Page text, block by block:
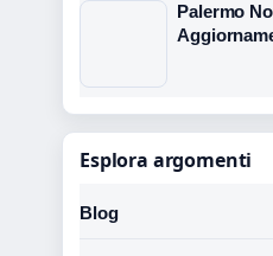
Palermo
Esplora argomenti
Blog